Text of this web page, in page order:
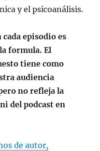
y el psicoanálisis.
episodio es
formula. El
tiene como
audiencia
no refleja la
del podcast en
de autor,